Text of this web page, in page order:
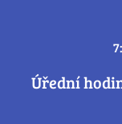
Úřední